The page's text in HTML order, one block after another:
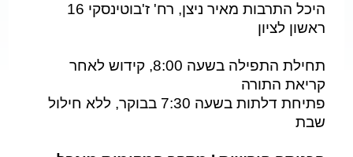
היכל התרבות מאיר ניצן, רח' ז'בוטינסקי 16
ראשון לציון
תחילת התפילה בשעה 8:00, קידוש לאחר
קריאת התורה
פתיחת דלתות בשעה 7:30 בבוקר, ללא חילול
שבת